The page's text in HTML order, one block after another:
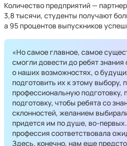
Количество предприятий —
3,8 тысячи, студенты получают
а 95 процентов выпускников
«Но самое главное, самое
смогли довести до ребят
о наших возможностях, о
подготовить их к этому выбору,
профессиональную
подготовку, чтобы ребята со
склонностей, желанием
придется им по душе, во-
профессия соответствовала
Здесь, конечно, нам еще